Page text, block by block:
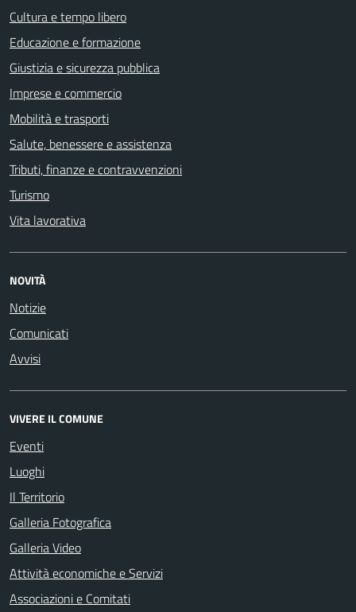
Cultura e tempo libero
Educazione e formazione
Giustizia e sicurezza pubblica
Imprese e commercio
Mobilità e trasporti
Salute, benessere e assistenza
Tributi, finanze e contravvenzioni
Turismo
Vita lavorativa
NOVITÀ
Notizie
Comunicati
Avvisi
VIVERE IL COMUNE
Eventi
Luoghi
Il Territorio
Galleria Fotografica
Galleria Video
Attività economiche e Servizi
Associazioni e Comitati